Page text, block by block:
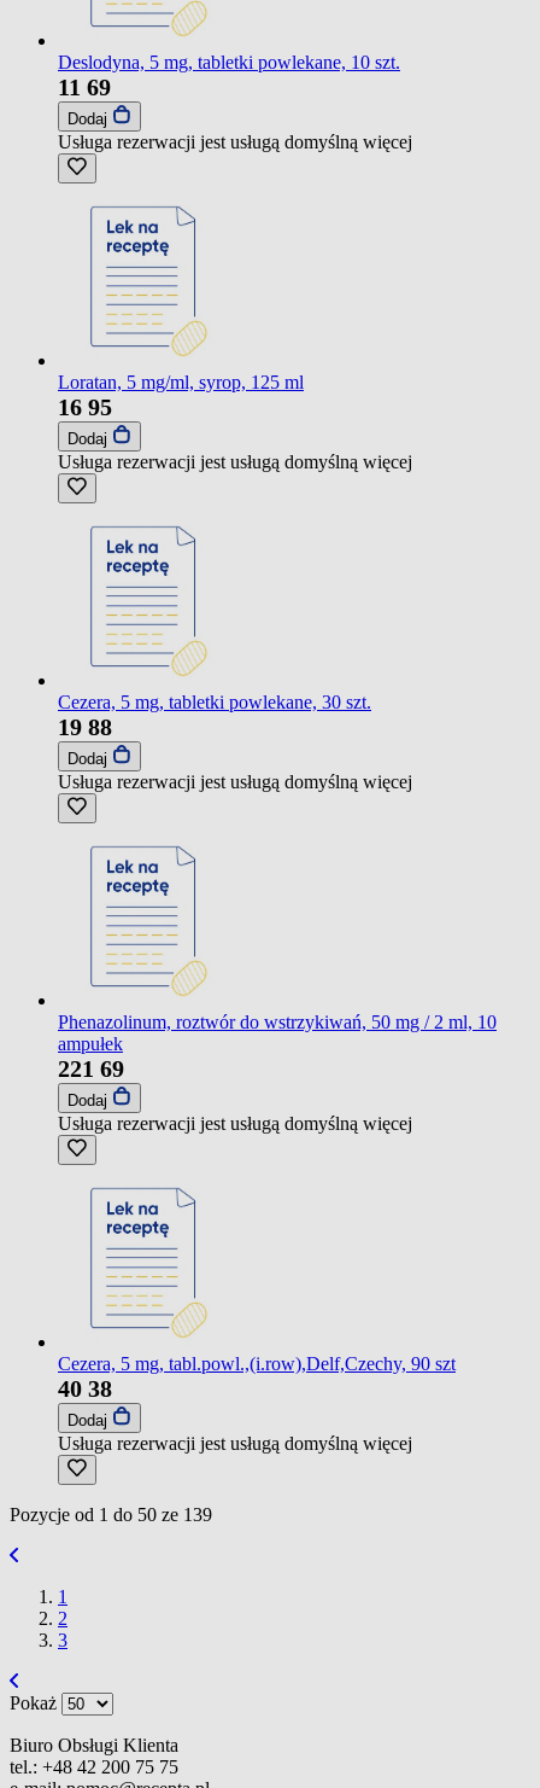
Deslodyna, 5 mg, tabletki powlekane, 10 szt.
11 69
Dodaj
Usługa rezerwacji jest usługą domyślną więcej
Loratan, 5 mg/ml, syrop, 125 ml
16 95
Dodaj
Usługa rezerwacji jest usługą domyślną więcej
Cezera, 5 mg, tabletki powlekane, 30 szt.
19 88
Dodaj
Usługa rezerwacji jest usługą domyślną więcej
Phenazolinum, roztwór do wstrzykiwań, 50 mg / 2 ml, 10
ampułek
221 69
Dodaj
Usługa rezerwacji jest usługą domyślną więcej
Cezera, 5 mg, tabl.powl.,(i.row),Delf,Czechy, 90 szt
40 38
Dodaj
Usługa rezerwacji jest usługą domyślną więcej
Pozycje od 1 do 50 ze 139
1
2
3
Pokaż
Biuro Obsługi Klienta
tel.: +48 42 200 75 75